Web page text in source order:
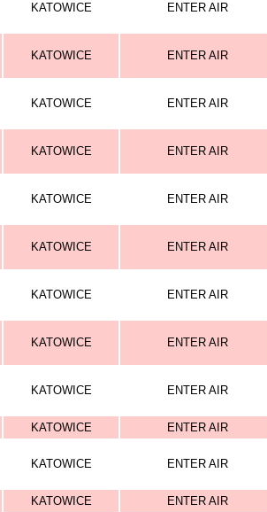
KATOWICE ENTER AIR
KATOWICE ENTER AIR
KATOWICE ENTER AIR
KATOWICE ENTER AIR
KATOWICE ENTER AIR
KATOWICE ENTER AIR
KATOWICE ENTER AIR
KATOWICE ENTER AIR
KATOWICE ENTER AIR
KATOWICE ENTER AIR
KATOWICE ENTER AIR
KATOWICE ENTER AIR